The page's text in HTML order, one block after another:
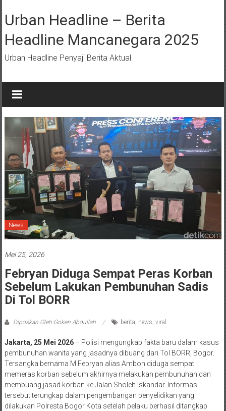
ke
konten
Urban Headline – Berita
Headline Mancanegara 2025
Urban Headline Penyaji Berita Aktual
News
Mei 25, 2026
Febryan Diduga Sempat Peras Korban
Sebelum Lakukan Pembunuhan Sadis
Di Tol BORR
Diposkan Oleh:Goken Abdullah berita, news, viral
Jakarta, 25 Mei 2026– Polisi mengungkap fakta baru dalam kasus
pembunuhan wanita yang jasadnya dibuang dari Tol BORR, Bogor.
Tersangka bernama M Febryan alias Ambon diduga sempat
memeras korban sebelum akhirnya melakukan pembunuhan dan
membuang jasad korban ke Jalan Sholeh Iskandar. Informasi
tersebut terungkap dalam pengembangan penyelidikan yang
dilakukan Polresta Bogor Kota setelah pelaku berhasil ditangkap